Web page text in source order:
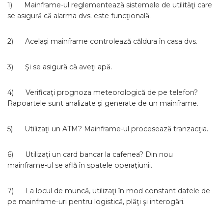
1) Mainframe-ul reglementează sistemele de utilităţi care
se asigură că alarma dvs. este funcţională.
2) Acelaşi mainframe controlează căldura în casa dvs.
3) Şi se asigură că aveţi apă.
4) Verificaţi prognoza meteorologică de pe telefon?
Rapoartele sunt analizate şi generate de un mainframe.
5) Utilizaţi un ATM? Mainframe-ul procesează tranzacţia.
6) Utilizaţi un card bancar la cafenea? Din nou
mainframe-ul se află în spatele operaţiunii.
7) La locul de muncă, utilizaţi în mod constant datele de
pe mainframe-uri pentru logistică, plăţi şi interogări.